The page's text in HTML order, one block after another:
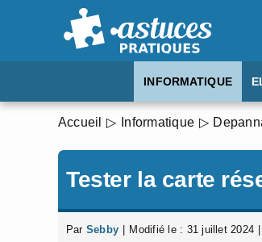
INFORMATIQUE
Accueil Informatique
Tester la carte
Par Sebby Modifié le : 31 juillet 2024